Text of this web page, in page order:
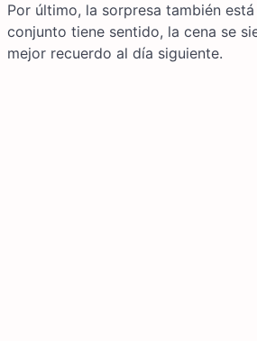
Por último, la sorpresa también
conjunto tiene sentido, la cena se
mejor recuerdo al día siguiente.